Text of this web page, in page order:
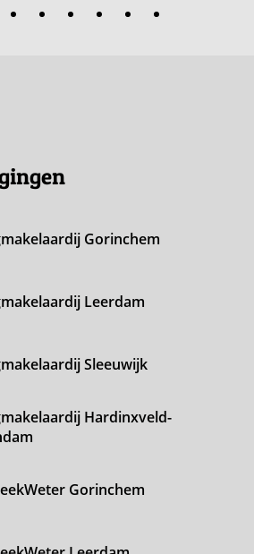
Gorinchem
Leerdam
Sleeuwijk
Hardinxveld-
Gorinchem